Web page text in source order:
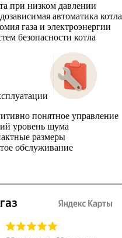
при низком давлении
автоматика котла
газа и электроэнергии
безопасности котла
понятное управление
уровень шума
размеры
обслуживание